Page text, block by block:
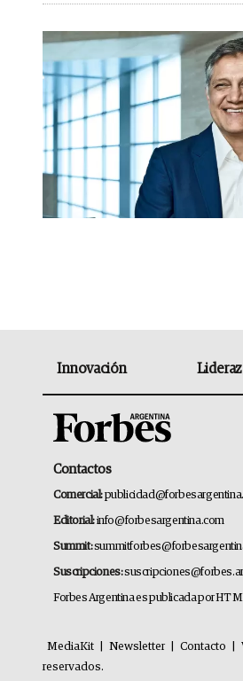
Innovación
Contactos
Comercial:
Editorial:info@forbesargentina.com
Summit:
Suscripciones:suscripciones@forbes.ar
Forbes Argentina es publicada por HT
MediaKit Newsletter Contacto
reservados.